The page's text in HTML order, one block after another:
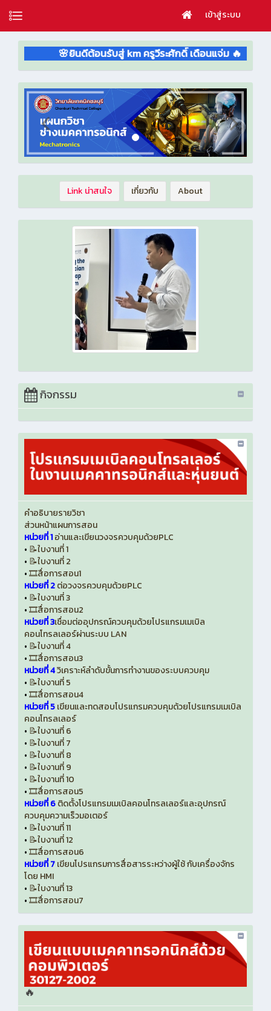
เข้าสู่ระบบ
🌸ยินดีต้อนรับสู่ km ครูวีระศักดิ์ เดือนแจ่ม 🔥
Link น่าสนใจ เกี่ยวกับ About
กิจกรรม
คำอธิบายรายวิชา
ส่วนหน้าแผนการสอน
หน่วยที่ 1อ่านและเขียนวงจรควบคุมด้วยPLC
• 📝ใบงานที่ 1
• 📝ใบงานที่ 2
•🎞️สื่อการสอน1
หน่วยที่ 2ต่อวงจรควบคุมด้วยPLC
• 📝ใบงานที่ 3
•🎞️สื่อการสอน2
หน่วยที่ 3เชื่อมต่ออุปกรณ์ควบคุมด้วยโปรแกรมเมเบิล
คอนโทรลเลอร์ผ่านระบบ LAN
• 📝ใบงานที่ 4
•🎞️สื่อการสอน3
หน่วยที่ 4วิเคราะห์ลำดับขั้นการทำงานของระบบควบคุม
• 📝ใบงานที่ 5
•🎞️สื่อการสอน4
หน่วยที่ 5เขียนและทดสอบโปรแกรมควบคุมด้วยโปรแกรมเมเบิล
คอนโทรลเลอร์
• 📝ใบงานที่ 6
• 📝ใบงานที่ 7
• 📝ใบงานที่ 8
• 📝ใบงานที่ 9
• 📝ใบงานที่ 10
•🎞️สื่อการสอน5
หน่วยที่ 6ติดตั้งโปรแกรมเมเบิลคอนโทรลเลอร์และอุปกรณ์
ควบคุมความเร็วมอเตอร์
• 📝ใบงานที่ 11
• 📝ใบงานที่ 12
•🎞️สื่อการสอน6
หน่วยที่ 7เขียนโปรแกรมการสื่อสารระหว่างผู้ใช้ กับเครื่องจักร
โดย HMI
• 📝ใบงานที่ 13
•🎞️สื่อการสอน7
🔥